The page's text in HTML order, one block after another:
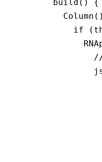
  build
() {
    Column
      if
(